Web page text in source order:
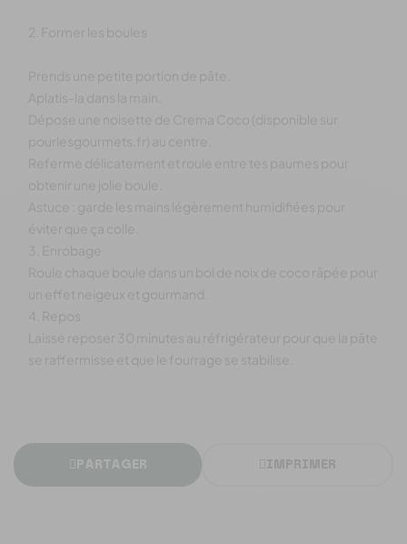
2. Former les boules
Prends une petite portion de pâte.
Aplatis-la dans la main.
pourlesgourmets.fr) au centre.
Referme délicatement et roule entre tes paumes pour
obtenir une jolie boule.
Astuce : garde les mains légèrement humidifiées pour
éviter que ça colle.
3. Enrobage
Roule chaque boule dans un bol de noix de coco râpée pour
un effet neigeux et gourmand.
4. Repos
Laisse reposer 30 minutes au réfrigérateur pour que la pâte
se raffermisse et que le fourrage se stabilise.
PARTAGER IMPRIMER